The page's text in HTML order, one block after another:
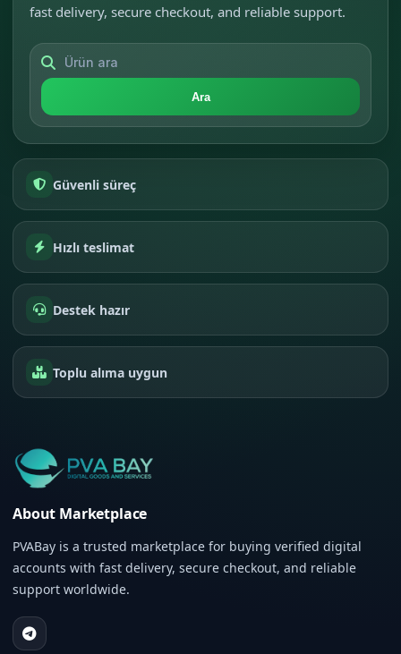
fast delivery, secure checkout, and reliable support.
Ara
Güvenli süreç
Hızlı teslimat
Destek hazır
Toplu alıma uygun
About Marketplace
PVABay is a trusted marketplace for buying verified digital
accounts with fast delivery, secure checkout, and reliable
support worldwide.